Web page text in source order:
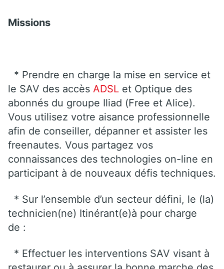
Missions
* Prendre en charge la mise en service et
le SAV des accès ADSL et Optique des
abonnés du groupe Iliad (Free et Alice).
Vous utilisez votre aisance professionnelle
afin de conseiller, dépanner et assister les
freenautes. Vous partagez vos
connaissances des technologies on-line en
participant à de nouveaux défis techniques.
* Sur l’ensemble d’un secteur défini, le (la)
technicien(ne) Itinérant(e)à pour charge
de :
* Effectuer les interventions SAV visant à